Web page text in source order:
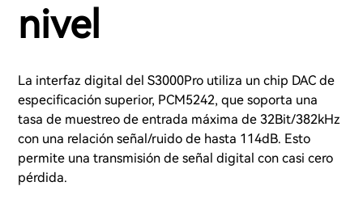
nivel
La interfaz digital del S3000Pro utiliza un chip DAC de
especificación superior, PCM5242, que soporta una
tasa de muestreo de entrada máxima de 32Bit/382kHz
con una relación señal/ruido de hasta 114dB. Esto
permite una transmisión de señal digital con casi cero
pérdida.